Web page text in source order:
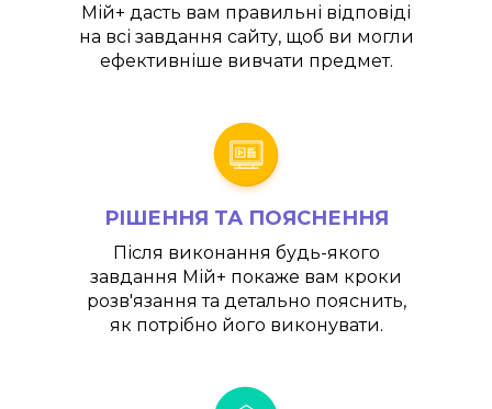
Мій+ дасть вам правильні відповіді
на всі завдання сайту, щоб ви могли
ефективніше вивчати предмет.
РІШЕННЯ ТА ПОЯСНЕННЯ
Після виконання будь-якого
завдання Мій+ покаже вам кроки
розв'язання та детально пояснить,
як потрібно його виконувати.